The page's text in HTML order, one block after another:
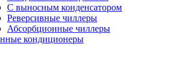
С выносным конденсатором
Реверсивные чиллеры
Абсорбционные чиллеры
кондиционеры